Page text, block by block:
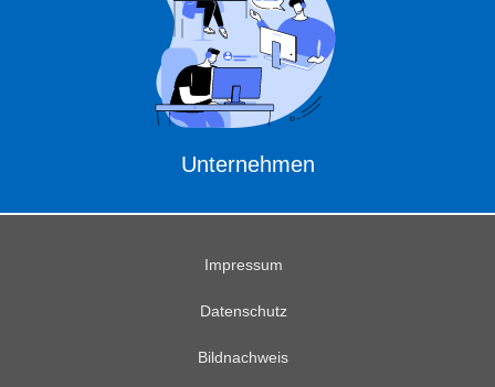
Unternehmen
Impressum
Datenschutz
Bildnachweis